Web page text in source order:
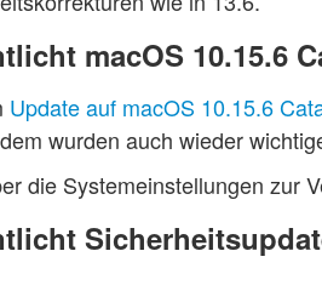
macOS 10.15.6
Update auf macOS 10.15.6
wurden auch wieder
die Systemeinstellungen zur